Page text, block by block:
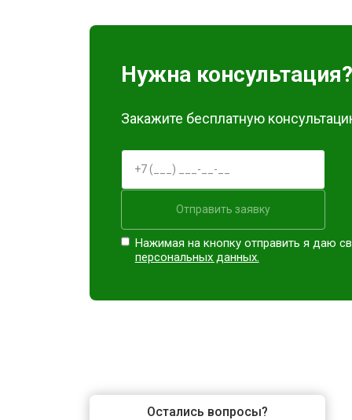
Замена материнской платы
Ремонт Blu-Ray
Нужна консультация?
Закажите бесплатную
Отправить заявку
Нажимая на кнопку отправить я даю
персональных данных.
Остались вопросы?